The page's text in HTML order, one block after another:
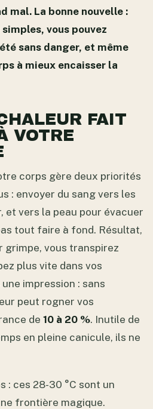
mal. La bonne nouvelle :
vous pouvez
sans danger, et même
à mieux encaisser la
FAIT
VOTRE
corps gère deux priorités
: envoyer du sang vers les
et vers la peau pour évacuer
tout faire à fond. Résultat,
vous transpirez
plus vite dans vos
impression : sans
peut rogner vos
de 10 à 20 %. Inutile de
en pleine canicule, ils ne
: ces 28-30 °C sont un
frontière magique.